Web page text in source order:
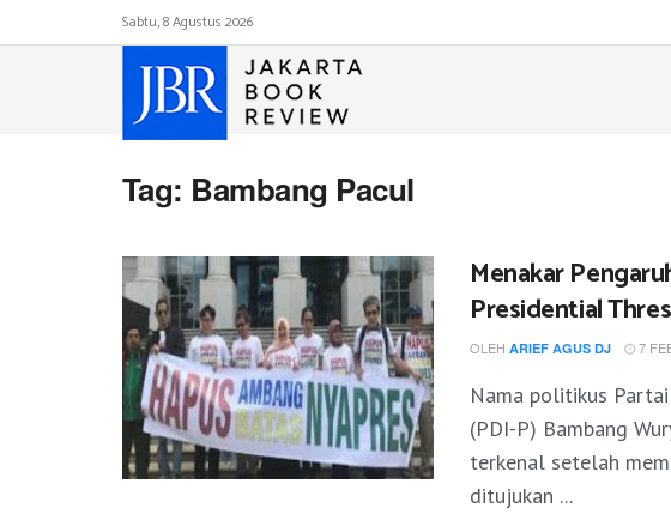
Sabtu, 8 Agustus 2026
Tag: Bambang Pacul
Menakar
Presidential
OLEH ARIEF AGUS DJ 7
Nama politikus
(PDI-P) Bambang
terkenal setelah
ditujukan ...